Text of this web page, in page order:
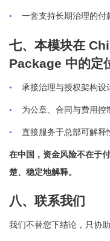
• 一套支持长期治理的付
七、本模块在
Package 中的定
• 承接治理与授权架构设
• 为公章、合同与费用控
• 直接服务于总部可解释
在中国，资金风险不在于
楚、稳定地解释。
八、联系我们
我们不替您下结论，只协